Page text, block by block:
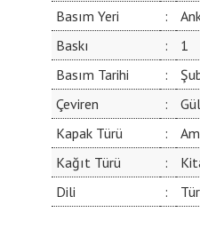
Basım Yeri
:
Baskı
:
1
Basım Tarihi
:
Çeviren
:
Kapak Türü
:
Kağıt Türü
:
Dili
: